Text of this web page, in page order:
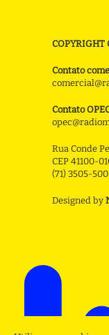
COPYRIGHT
Contato
Contato
Rua Conde
CEP 41100-
(71) 3505-
Designed by